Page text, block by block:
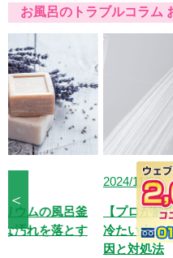
済、QR決済など
た方法をお選びい
お風呂のトラブルコラム
【プロが解説】シャワーから
冷たい水しか出ないときの原
＜